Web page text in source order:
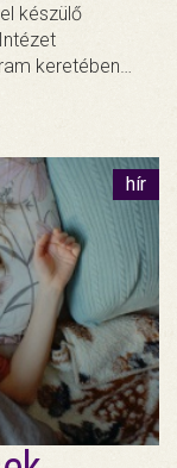
készülő
keretében…
hír